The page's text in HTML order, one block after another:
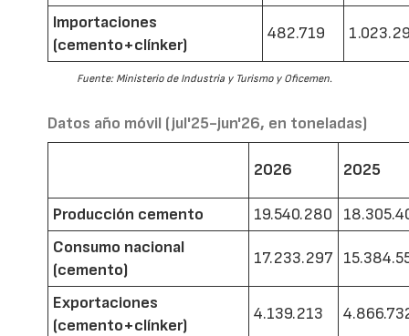
Importaciones
(cemento+clínker)
482.719
Fuente: Ministerio de Industria y Turismo y Oficemen.
Datos año móvil (jul'25-jun'26, en toneladas)
2026 2025
Producción cemento 19.540.280
Consumo nacional
(cemento)
17.233.297
Exportaciones
(cemento+clínker)
4.139.213